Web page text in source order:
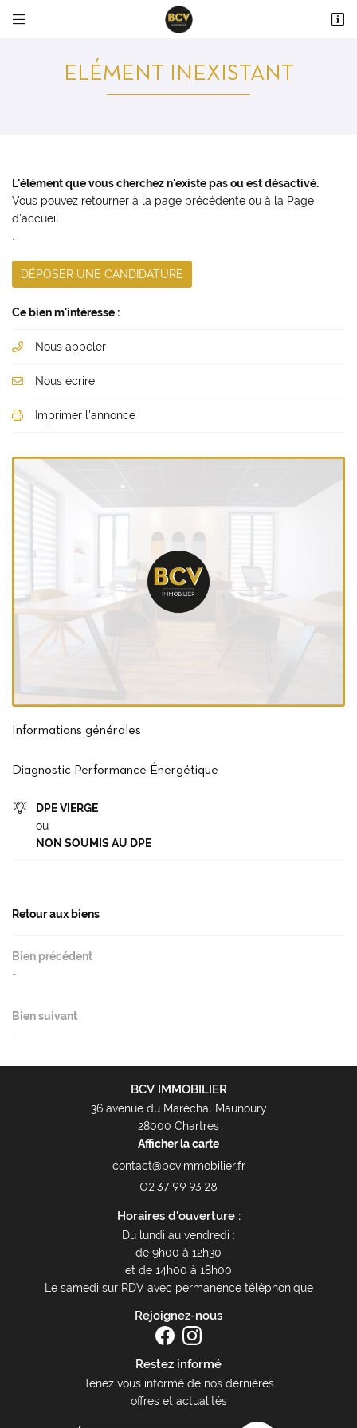

Accueil
Vendre
Actu'
Contact

36 avenue du Maréchal Maunoury
02 37 99 93 28
En cochant cette case, vous consentez à recevoir nos propositions commerciales à
l'adresse email indiqué ci-dessus. Vous pouvez vous désinscrire à tout moment en
ELÉMENT INEXISTANT
L'élément que vous cherchez n'existe pas ou est désactivé.
Vous pouvez retourner à la page précédente ou à la Page
d'accueil
DÉPOSER UNE CANDIDATURE
Ce bien m'intéresse :
Nous appeler
Nous écrire
Imprimer l'annonce
Informations générales
Diagnostic Performance Énergétique

DPE VIERGE
ou
NON SOUMIS AU DPE
Retour aux biens
Bien précédent
-
Bien suivant
-
BCV IMMOBILIER
36 avenue du Maréchal Maunoury
28000 Chartres
Afficher la carte
02 37 99 93 28
Horaires d'ouverture :
Du lundi au vendredi :
de 9h00 à 12h30
et de 14h00 à 18h00
Le samedi sur RDV avec permanence téléphonique
Rejoignez-nous
Restez informé
Tenez vous informé de nos dernières
offres et actualités